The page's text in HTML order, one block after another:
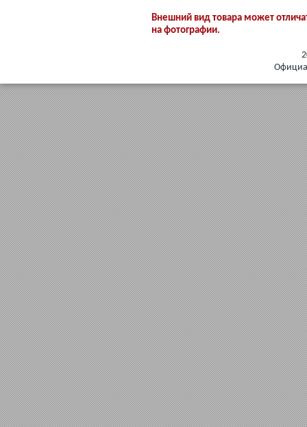
Внешний вид товара может
на фотографии.